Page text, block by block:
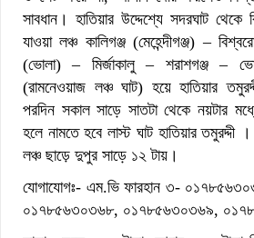
সাবধান। হাতিয়ার উদ্দেশ্যে সদরঘাট
যাওয়া লঞ্চ কালিগঞ্জ (মেহেন্দীগঞ্জ) –
(ভোলা) – মির্জাকালু – শরাশগঞ্জ –
(রামনেওয়াজ লঞ্চ ঘাট) হয়ে হাতিয়ার
পরদিন সকাল সাড়ে সাতটা থেকে নয়টার
হলে নামতে হবে লাস্ট ঘাট হাতিয়ার তমুরদ্দী
লঞ্চ ছাড়ে দুপুর সাড়ে ১২ টায়।
যোগাযোগঃ- এম.ভি ফারহান ৩-
০১৭৮৫৬৩০৩৬৮, ০১৭৮৫৬৩০৩৬৯,